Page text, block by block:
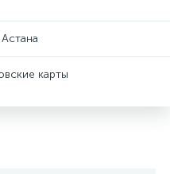
карты